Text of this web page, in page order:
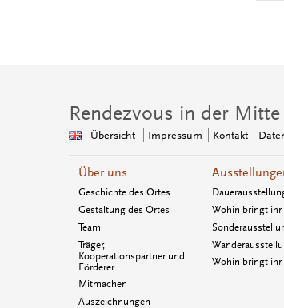
Rendezvous in der
Übersicht Impressum Kontakt
Über uns
Geschichte des Ortes
Gestaltung des Ortes
Team
Träger,
Kooperationspartner und
Förderer
Mitmachen
Auszeichnungen
Wohin bringt ihr
Wohin bringt ihr